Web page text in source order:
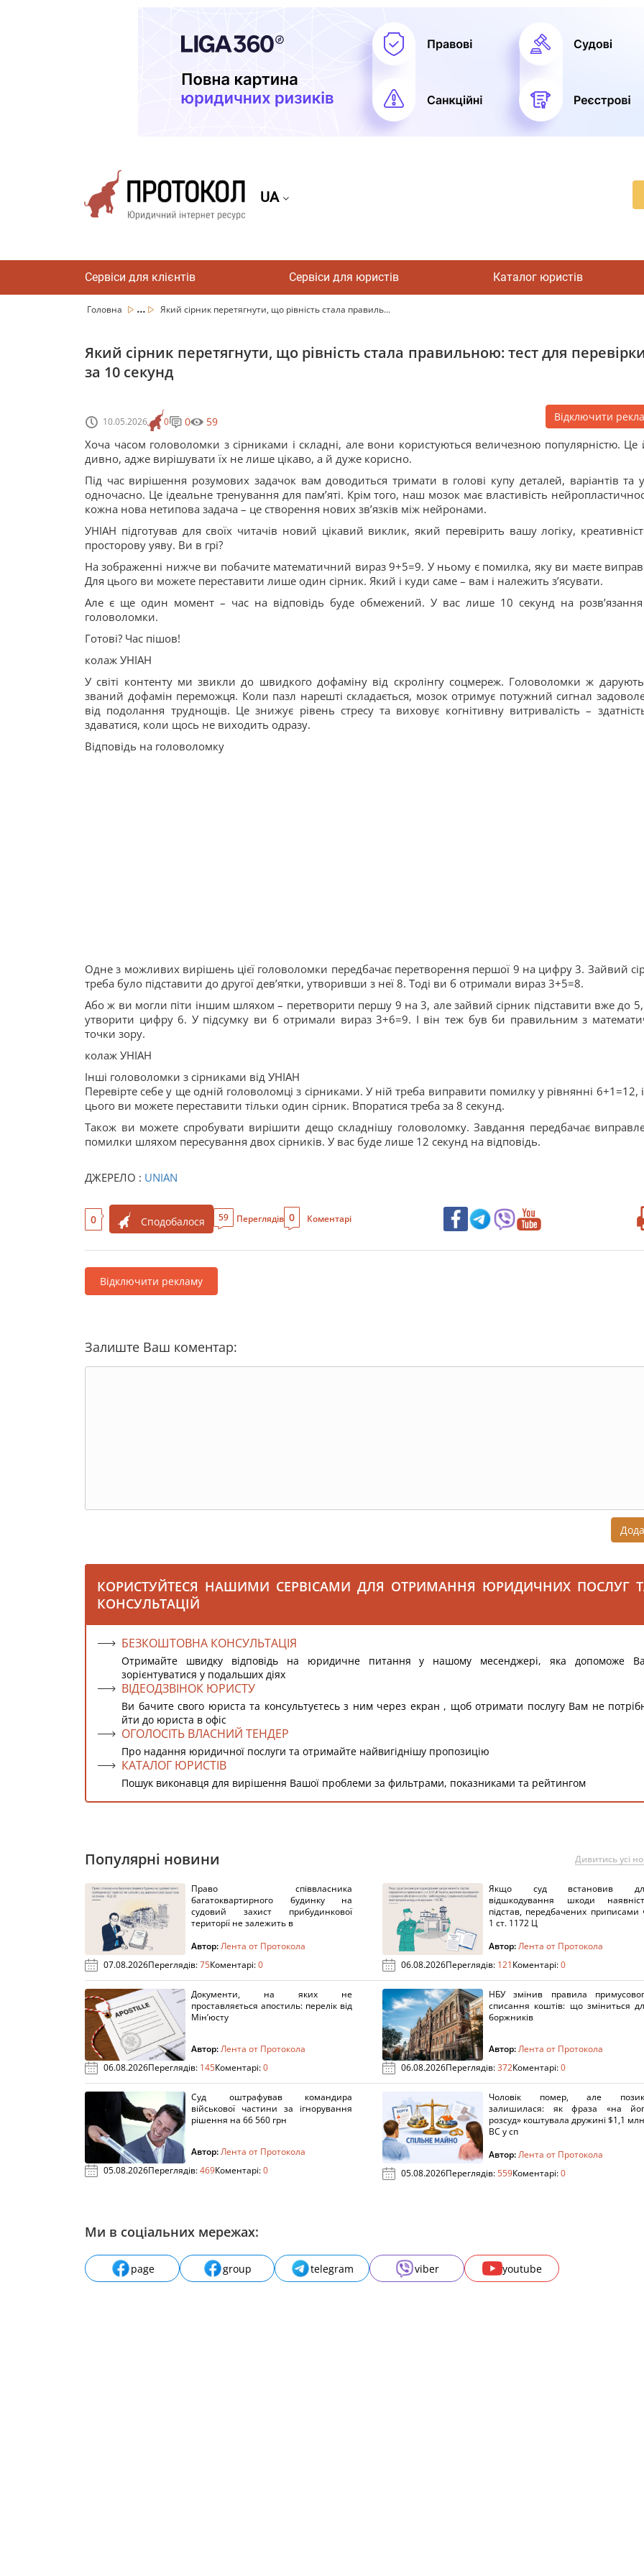
UA
Сервіси для клієнтів Сервіси для юристів Каталог юристів
Головна ... Який сірник перетягнути, що рівність стала правиль...
Який сірник перетягнути, що рівність стала правильною: тест для
за 10 секунд
10.05.2026 0 0 59 Відключити
Хоча часом головоломки з сірниками і складні, але вони користуються величезною популярністю. Це
дивно, адже вирішувати їх не лише цікаво, а й дуже корисно.
Під час вирішення розумових задачок вам доводиться тримати в голові купу деталей, варіантів та
одночасно. Це ідеальне тренування для памʼяті. Крім того, наш мозок має властивість
кожна нова нетипова задача – це створення нових звʼязків між нейронами.
УНІАН підготував для своїх читачів новий цікавий виклик, який перевірить вашу логіку,
просторову уяву. Ви в грі?
На зображенні нижче ви побачите математичний вираз 9+5=9. У ньому є помилка, яку ви маєте
Для цього ви можете переставити лише один сірник. Який і куди саме – вам і належить зʼясувати.
Але є ще один момент – час на відповідь буде обмежений. У вас лише 10 секунд на розвʼязання
головоломки.
Готові? Час пішов!
колаж УНІАН
У світі контенту ми звикли до швидкого дофаміну від скролінгу соцмереж. Головоломки ж
званий дофамін переможця. Коли пазл нарешті складається, мозок отримує потужний сигнал
від подолання труднощів. Це знижує рівень стресу та виховує когнітивну витривалість –
здаватися, коли щось не виходить одразу.
Відповідь на головоломку
Одне з можливих вирішень цієї головоломки передбачає перетворення першої 9 на цифру 3. Зайвий
треба було підставити до другої девʼятки, утворивши з неї 8. Тоді ви б отримали вираз 3+5=8.
Або ж ви могли піти іншим шляхом – перетворити першу 9 на 3, але зайвий сірник підставити вже до
утворити цифру 6. У підсумку ви б отримали вираз 3+6=9. І він теж був би правильним з
точки зору.
колаж УНІАН
Інші головоломки з сірниками від УНІАН
Перевірте себе у ще одній головоломці з сірниками. У ній треба виправити помилку у рівнянні 6+1=12,
цього ви можете переставити тільки один сірник. Впоратися треба за 8 секунд.
Також ви можете спробувати вирішити дещо складнішу головоломку. Завдання передбачає
помилки шляхом пересування двох сірників. У вас буде лише 12 секунд на відповідь.
ДЖЕРЕЛО : UNIAN
0 Сподобалося 59 Переглядів 0 Коментарі
Відключити рекламу
Залиште Ваш коментар:
КОРИСТУЙТЕСЯ НАШИМИ СЕРВІСАМИ ДЛЯ ОТРИМАННЯ ЮРИДИЧНИХ ПОСЛУГ
КОНСУЛЬТАЦІЙ
БЕЗКОШТОВНА КОНСУЛЬТАЦІЯ
Отримайте швидку відповідь на юридичне питання у нашому месенджері, яка допоможе
зорієнтуватися у подальших діях
ВІДЕОДЗВІНОК ЮРИСТУ
Ви бачите свого юриста та консультуєтесь з ним через екран , щоб отримати послугу Вам не
йти до юриста в офіс
ОГОЛОСІТЬ ВЛАСНИЙ ТЕНДЕР
Про надання юридичної послуги та отримайте найвигіднішу пропозицію
КАТАЛОГ ЮРИСТІВ
Пошук виконавця для вирішення Вашої проблеми за фильтрами, показниками та рейтингом
Популярні новини Дивитись усі
Право співвласника
багатоквартирного будинку на
судовий захист прибудинкової
території не залежить в
Автор:Лента от Протокола
07.08.2026Переглядів:75Коментарі:0
Якщо суд встановив
відшкодування шкоди
підстав, передбачених приписами
1 ст. 1172 Ц
Автор:Лента от Протокола
06.08.2026Переглядів: 121Коментарі:0
Документи, на яких не
проставляється апостиль: перелік від
Мін’юсту
Автор:Лента от Протокола
06.08.2026Переглядів: 145Коментарі:0
НБУ змінив правила
списання коштів: що зміниться
боржників
Автор:Лента от Протокола
06.08.2026Переглядів:372Коментарі:0
Суд оштрафував командира
військової частини за ігнорування
рішення на 66 560 грн
Автор:Лента от Протокола
05.08.2026Переглядів:469Коментарі:0
Чоловік помер, але
залишилася: як фраза «на
розсуд» коштувала дружині $1,1
ВС у сп
Автор:Лента от Протокола
05.08.2026Переглядів:559Коментарі:0
Ми в соціальних мережах:
page group telegram viber youtube